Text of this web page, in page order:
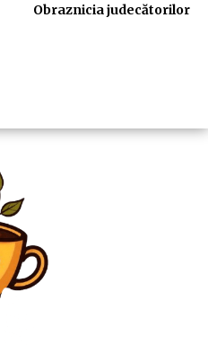
Obraznicia judecătorilor